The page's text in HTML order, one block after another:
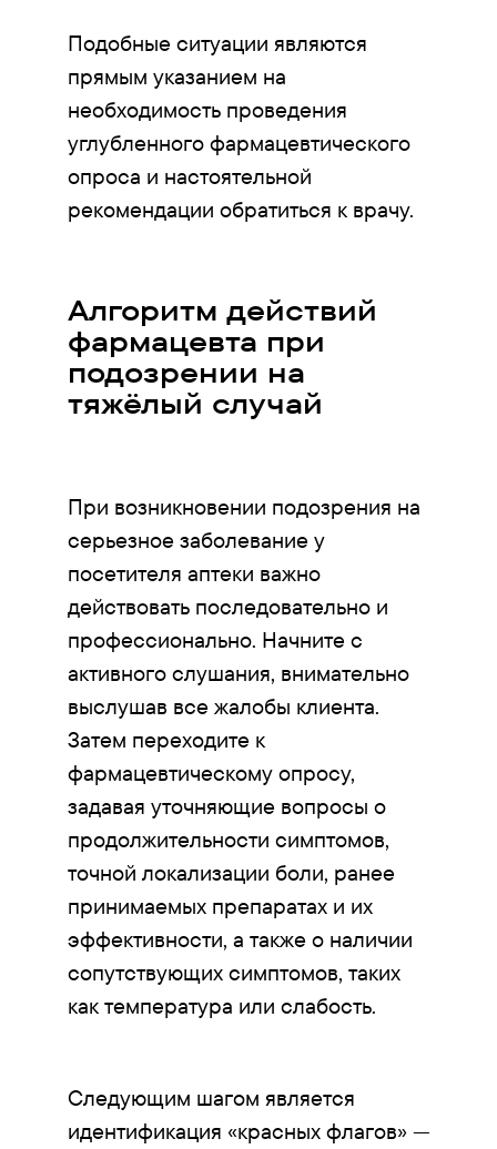
Подобные ситуации являются
прямым указанием на
необходимость проведения
углубленного фармацевтического
опроса и настоятельной
рекомендации обратиться к врачу.
Алгоритм действий
фармацевта при
подозрении на
тяжёлый случай
При возникновении подозрения на
серьезное заболевание у
посетителя аптеки важно
действовать последовательно и
профессионально. Начните с
активного слушания, внимательно
выслушав все жалобы клиента.
Затем переходите к
фармацевтическому опросу,
задавая уточняющие вопросы о
продолжительности симптомов,
точной локализации боли, ранее
принимаемых препаратах и их
эффективности, а также о наличии
сопутствующих симптомов, таких
как температура или слабость.
Следующим шагом является
идентификация «красных флагов» —